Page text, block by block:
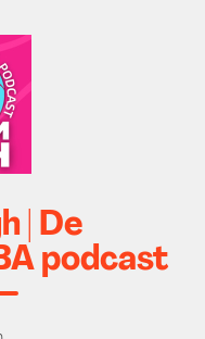
| De
podcast